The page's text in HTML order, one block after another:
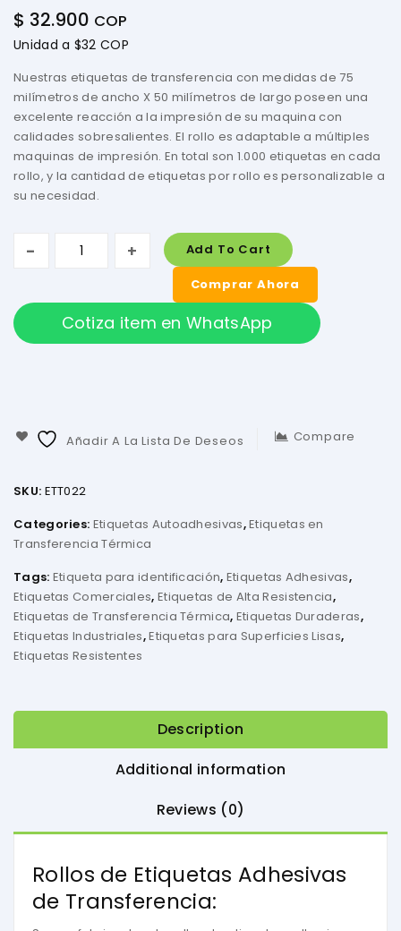
$ 32.900 COP
Unidad a $32 COP
Nuestras etiquetas de transferencia con medidas de 75
milímetros de ancho X 50 milímetros de largo poseen una
excelente reacción a la impresión de su maquina con
calidades sobresalientes. El rollo es adaptable a múltiples
maquinas de impresión. En total son 1.000 etiquetas en cada
rollo, y la cantidad de etiquetas por rollo es personalizable a
su necesidad.
Add To Cart
Comprar Ahora
Cotiza item en WhatsApp
Añadir A La Lista De Deseos Compare
SKU: ETT022
Categories: Etiquetas Autoadhesivas,Etiquetas en
Transferencia Térmica
Tags: Etiqueta para identificación, Etiquetas Adhesivas,
Etiquetas Comerciales, Etiquetas de Alta Resistencia,
Etiquetas de Transferencia Térmica, Etiquetas Duraderas,
Etiquetas Industriales,Etiquetas para Superficies Lisas,
Etiquetas Resistentes
Description
Additional information
Reviews (0)
Rollos de Etiquetas Adhesivas
de Transferencia: